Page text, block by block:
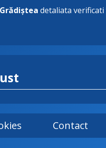
Grădiștea detaliata
Contact